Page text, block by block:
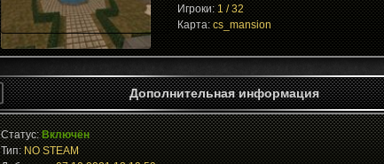
Игроки:1 / 32
Карта: cs_mansion
Дополнительная информация
Статус: Включён
Тип:NO STEAM